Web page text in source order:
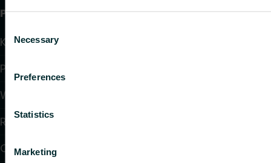
Selection
Necessary
Preferences
Statistics
Marketing
Przydatne linki
Kalkulatory doboru produktów
Pliki do pobrania
Wsparcie
Rozwiązania
O nas